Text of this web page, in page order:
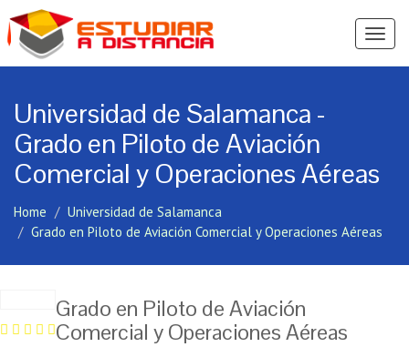
Ver
Universidad de Salamanca -
Grado en Piloto de Aviación
Comercial y Operaciones Aéreas
Home
Universidad de Salamanca
Grado en Piloto de Aviación Comercial y Operaciones Aéreas
Grado en Piloto de Aviación
Comercial y Operaciones Aéreas